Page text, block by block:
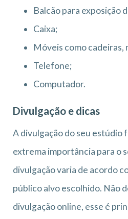
Balcão para exposição
Caixa;
Móveis como cadeiras,
Telefone;
Computador.
Divulgação e dicas
A divulgação do seu estúdio
extrema importância para o
divulgação varia de acordo
público alvo escolhido. Não
divulgação online, esse é